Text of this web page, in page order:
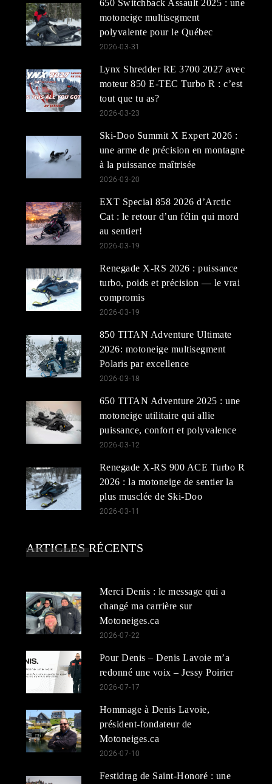
650 Switchback Assault 2025 : une
motoneige multisegment
polyvalente pour le Québec
2026-03-31
Lynx Shredder RE 3700 2027 avec
moteur 850 E-TEC Turbo R : c’est
tout que tu as?
2026-03-23
Ski-Doo Summit X Expert 2026 :
une arme de précision en montagne
à la puissance maîtrisée
2026-03-20
EXT Special 858 2026 d’Arctic
Cat : le retour d’un félin qui mord
au sentier!
2026-03-19
Renegade X-RS 2026 : puissance
turbo, poids et précision — le vrai
compromis
2026-03-19
850 TITAN Adventure Ultimate
2026: motoneige multisegment
Polaris par excellence
2026-03-18
650 TITAN Adventure 2025 : une
motoneige utilitaire qui allie
puissance, confort et polyvalence
2026-03-12
Renegade X-RS 900 ACE Turbo R
2026 : la motoneige de sentier la
plus musclée de Ski-Doo
2026-03-11
ARTICLES RÉCENTS
Merci Denis : le message qui a
changé ma carrière sur
Motoneiges.ca
2026-07-22
Pour Denis – Denis Lavoie m’a
redonné une voix – Jessy Poirier
2026-07-17
Hommage à Denis Lavoie,
président-fondateur de
Motoneiges.ca
2026-07-10
Festidrag de Saint-Honoré : une